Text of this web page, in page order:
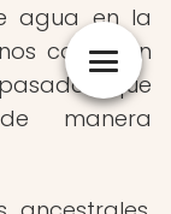
agua en la
conectan
que
manera